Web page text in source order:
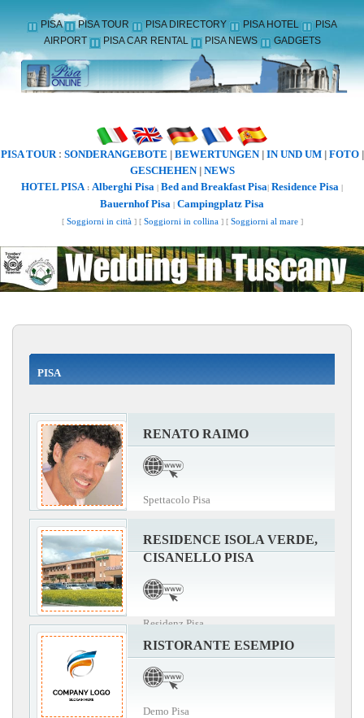
PISA PISA TOUR PISA DIRECTORY PISA HOTEL
PISA
AIRPORT
PISA CAR RENTAL PISA NEWS GADGETS
PISA TOUR: SONDERANGEBOTE BEWERTUNGEN| IN UND UM| FOTO|
GESCHEHEN| NEWS
HOTEL PISA: Alberghi Pisa | Bed and Breakfast Pisa| Residence Pisa |
Bauernhof Pisa | Campingplatz Pisa
[ Soggiorni in città] [ Soggiorni in collina] [ Soggiorni al mare]
PISA
RENATO RAIMO
Spettacolo Pisa
RESIDENCE ISOLA VERDE,
CISANELLO PISA
Residenz Pisa
RISTORANTE ESEMPIO
Demo Pisa